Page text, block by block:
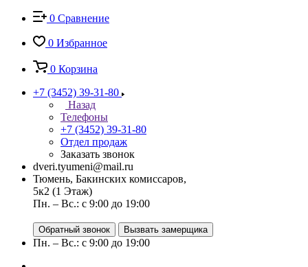
0 Сравнение
0 Избранное
0 Корзина
+7 (3452) 39-31-80
Назад
Телефоны
+7 (3452) 39-31-80
Отдел продаж
Заказать звонок
dveri.tyumeni@mail.ru
Тюмень, Бакинских комиссаров,
5к2 (1 Этаж)
Пн. – Вс.: с 9:00 до 19:00
Обратный звонок Вызвать замерщика
Пн. – Вс.: с 9:00 до 19:00